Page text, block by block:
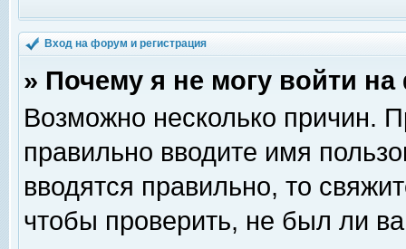
Вход на форум и регистрация
» Почему я не могу войти
Возможно несколько причин.
правильно вводите имя
вводятся правильно, то
чтобы проверить, не был ли